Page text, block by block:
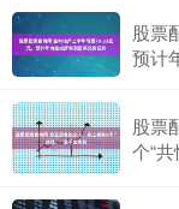
股票
预计
股票
个“